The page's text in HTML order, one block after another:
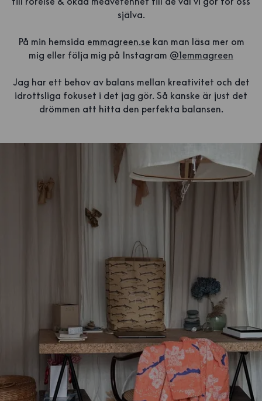
själva.
På min hemsida emmagreen.se kan man läsa mer om
mig eller följa mig på Instagram @1emmagreen
Jag har ett behov av balans mellan kreativitet och det
idrottsliga fokuset i det jag gör. Så kanske är just det
drömmen att hitta den perfekta balansen.